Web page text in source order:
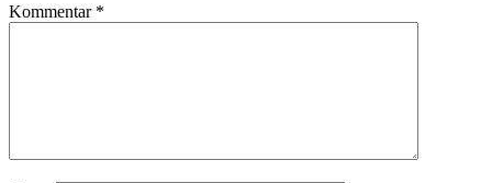
Kommentar *